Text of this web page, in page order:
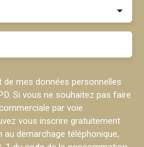
mes données personnelles
Si vous ne souhaitez pas faire
par voie
vous inscrire gratuitement
démarchage téléphonique,